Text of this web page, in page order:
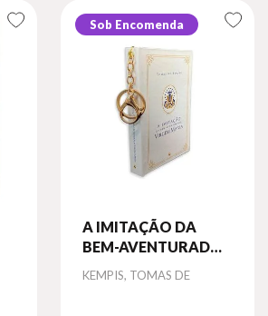
Sob Encomenda
A IMITAÇÃO DA
BEM-AVENTURADA
VIRGEM MARIA
(LIVRO CHAVEIRO)
Autor
KEMPIS, TOMAS DE